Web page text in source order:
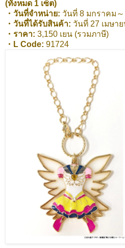
(ทั้งหมด 1 เซ็ต)
・วันที่จำหน่าย: วันที่ 8 มกราคม
・วันที่ได้รับสินค้า: วันที่ 27 เมษา
・ราคา: 3,150 เยน (รวมภาษี)
・L Code: 91724